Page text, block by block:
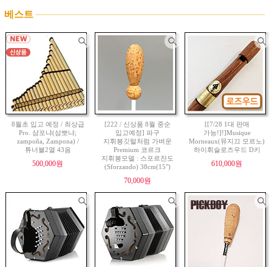
베스트
8월초 입고 예정 / 최상급
Pro. 샴포냐(삼뽀냐;
zampoña, Zampona) /
튜너블2열 43음
500,000원
[222 / 신상품 8월 중순
입고예정] 파구
지휘봉깃털처럼 가벼운
Premium 코르크
지휘봉모델 : 스포르잔도
(Sforzando) 38cm(15")
70,000원
[[7/28 1대 판매
가능!]!]Musique
Morneaux(뮤지끄 모르노)
하이휘슬로즈우드 D키
610,000원